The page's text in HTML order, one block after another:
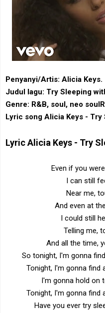
Penyanyi/Artis: Alicia Keys.
Judul lagu: Try Sleeping
Genre: ‎R&B‎, soul, neo
Lyric song Alicia Keys - Try
LyricAlicia Keys - Try
Even if you
I can still
Near me,
And even at
I could still
Telling me,
And all the time,
So tonight, I'm gonna
Tonight, I'm gonna find
I'm gonna hold on
Tonight, I'm gonna find
Have you ever try